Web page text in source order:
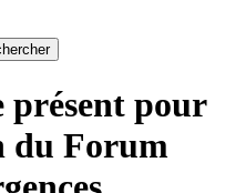
présent pour
du Forum